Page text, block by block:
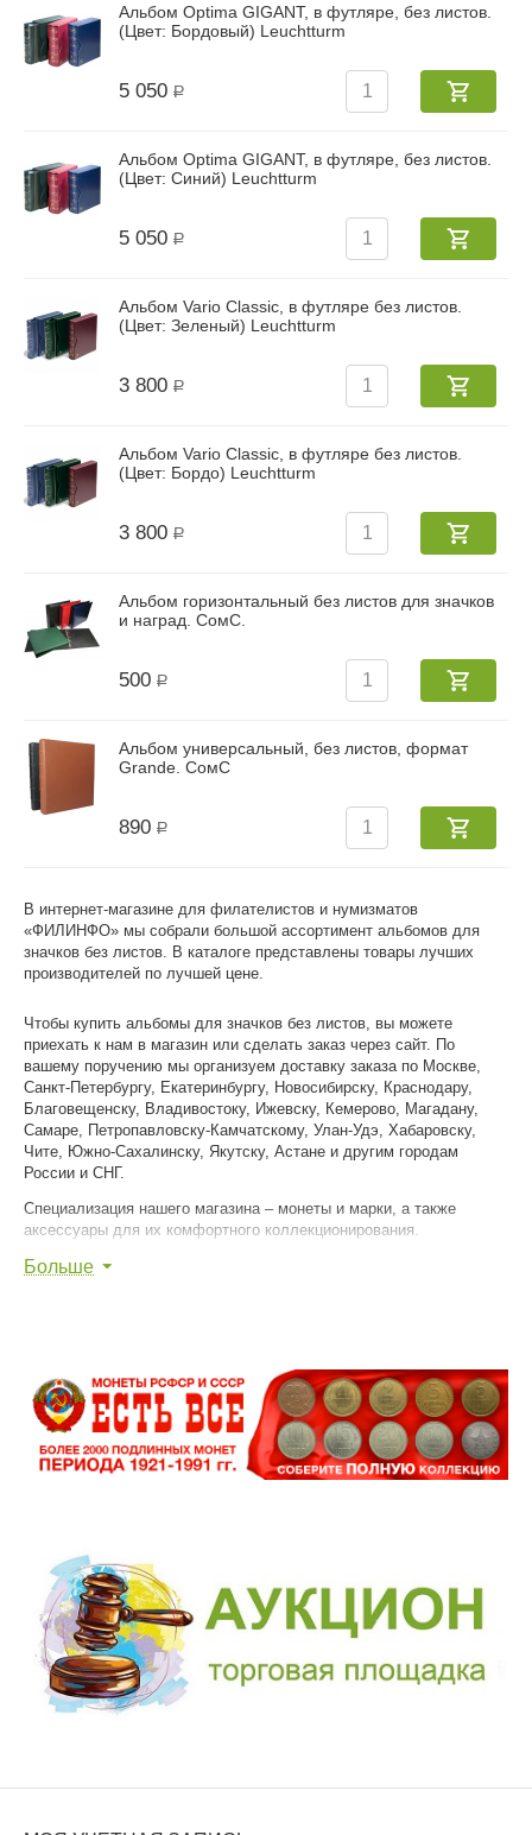
В интернет-магазине для филателистов и нумизматов
«ФИЛИНФО» мы собрали большой ассортимент альбомов для
значков без листов. В каталоге представлены товары лучших
производителей по лучшей цене.
Чтобы купить альбомы для значков без листов, вы можете
приехать к нам в магазин или сделать заказ через сайт. По
вашему поручению мы организуем доставку заказа по Москве,
Санкт-Петербургу, Екатеринбургу, Новосибирску, Краснодару,
Благовещенску, Владивостоку, Ижевску, Кемерово, Магадану,
Самаре, Петропавловску-Камчатскому, Улан-Удэ, Хабаровску,
Чите, Южно-Сахалинску, Якутску, Астане и другим городам
России и СНГ.
Специализация нашего магазина – монеты и марки, а также
аксессуары для их комфортного коллекционирования.
Мы уважаем ваше хобби и помогаем вам достигнуть в нем
Больше
Альбом Optima GIGANT, в футляре, без листов.
(Цвет: Бордовый) Leuchtturm
5 050 Р
Альбом Optima GIGANT, в футляре, без листов.
(Цвет: Синий) Leuchtturm
5 050 Р
Альбом Vario Classic, в футляре без листов.
(Цвет: Зеленый) Leuchtturm
3 800 Р
Альбом Vario Classic, в футляре без листов.
(Цвет: Бордо) Leuchtturm
3 800 Р
Альбом горизонтальный без листов для значков
и наград. СомС.
500 Р
Альбом универсальный, без листов, формат
Grande. СомС
890 Р